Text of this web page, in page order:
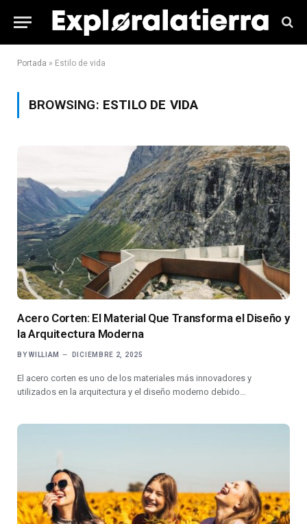
Portada » Estilo de vida
BROWSING: ESTILO DE VIDA
Acero Corten: El Material Que Transforma el Diseño y
la Arquitectura Moderna
BY WILLIAM DICIEMBRE 2, 2025
El acero corten es uno de los materiales más innovadores y
utilizados en la arquitectura y el diseño moderno debido…